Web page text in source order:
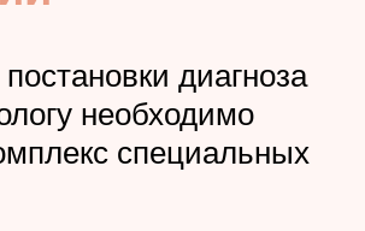
диагноза
необходимо
специальных